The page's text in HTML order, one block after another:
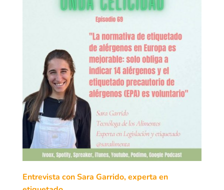
Entrevista con Sara Garrido, experta en